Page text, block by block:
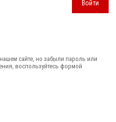
Войти
сайте, но забыли пароль или
воспользуйтесь формой